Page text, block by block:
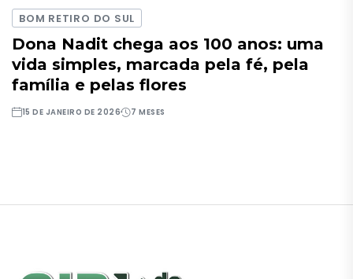
BOM RETIRO DO SUL
Dona Nadit chega aos 100 anos: uma
vida simples, marcada pela fé, pela
família e pelas flores
15 DE JANEIRO DE 2026 7 MESES